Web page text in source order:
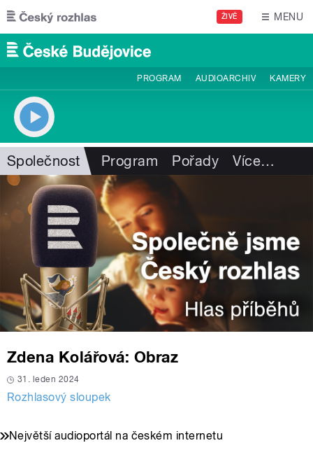
Přejít k hlavnímu obsahu
ŽIVĚ MENU
PROGRAM AUDIOARCHIV KAMERY
Společnost Program Pořady Více…
Zdena Kolářová: Obraz
31. leden 2024
Rozhlasový sloupek
Největší audioportál na českém internetu